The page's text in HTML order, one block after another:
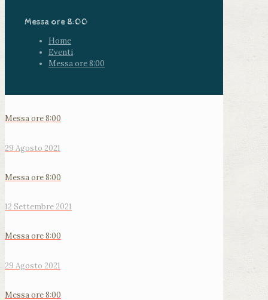
Messa ore 8:00
Home
Eventi
Messa ore 8:00
Messa ore 8:00
29 Agosto 2021
Messa ore 8:00
12 Settembre 2021
Messa ore 8:00
29 Agosto 2021
Messa ore 8:00